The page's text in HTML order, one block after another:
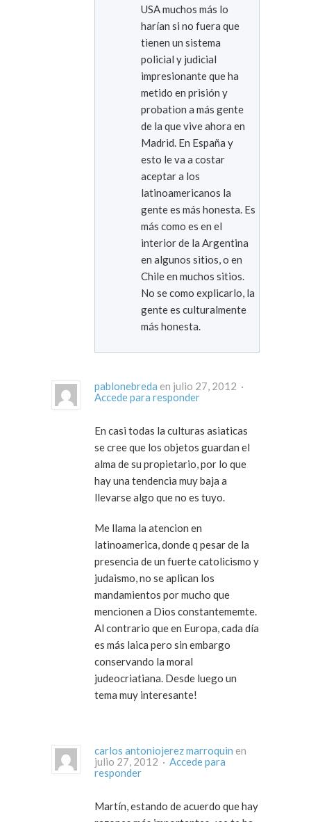
USA muchos más lo
harían si no fuera que
tienen un sistema
policial y judicial
impresionante que ha
metido en prisión y
probation a más gente
de la que vive ahora en
Madrid. En España y
esto le va a costar
aceptar a los
latinoamericanos la
gente es más honesta. Es
más como es en el
interior de la Argentina
en algunos sitios, o en
Chile en muchos sitios.
No se como explicarlo, la
gente es culturalmente
más honesta.
pablonebreda
en julio 27, 2012 ·
Accede para responder
En casi todas la culturas asiaticas
se cree que los objetos guardan el
alma de su propietario, por lo que
hay una tendencia muy baja a
llevarse algo que no es tuyo.
Me llama la atencion en
latinoamerica, donde q pesar de la
presencia de un fuerte catolicismo y
judaismo, no se aplican los
mandamientos por mucho que
mencionen a Dios constantememte.
Al contrario que en Europa, cada día
es más laica pero sin embargo
conservando la moral
judeocriatiana. Desde luego un
tema muy interesante!
carlos antoniojerez marroquin en
julio 27, 2012 · Accede para
responder
Martín, estando de acuerdo que hay